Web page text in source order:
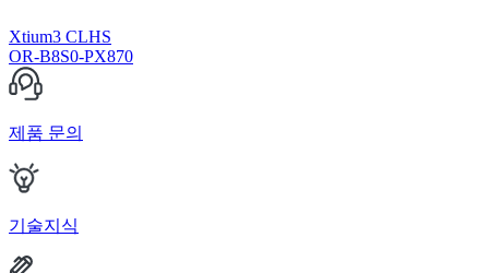
Xtium3 CLHS
OR-B8S0-PX870
제품 문의
기술지식